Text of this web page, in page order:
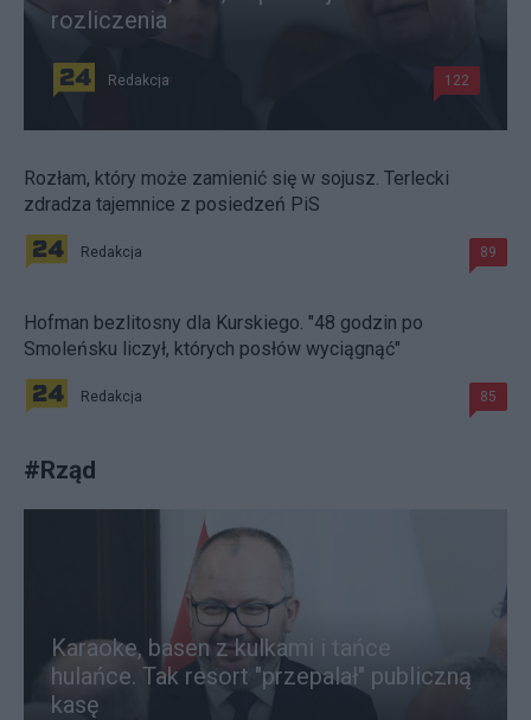
rozliczenia
Redakcja 122
Rozłam, który może zamienić się w sojusz. Terlecki
zdradza tajemnice z posiedzeń PiS
Redakcja 89
Hofman bezlitosny dla Kurskiego. "48 godzin po
Smoleńsku liczył, których posłów wyciągnąć"
Redakcja 85
#Rząd
Karaoke, basen z kulkami i tańce
hulańce. Tak resort "przepalał" publiczną
kasę